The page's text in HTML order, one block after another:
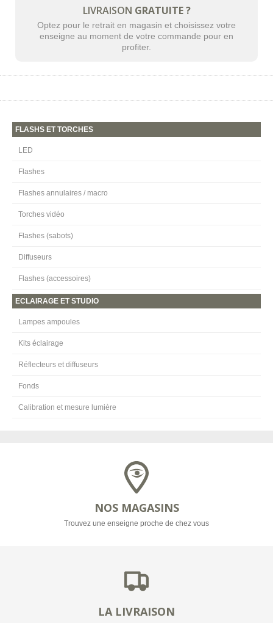
FLASHS ET TORCHES
LED
Flashes
Flashes annulaires / macro
Torches vidéo
Flashes (sabots)
Diffuseurs
Flashes (accessoires)
ECLAIRAGE ET STUDIO
Lampes ampoules
Kits éclairage
Réflecteurs et diffuseurs
Fonds
Calibration et mesure lumière
LIVRAISON GRATUITE ?
Optez pour le retrait en magasin et choisissez votre
enseigne au moment de votre commande pour en
profiter.
NOS MAGASINS
Trouvez une enseigne proche de chez vous
LA LIVRAISON